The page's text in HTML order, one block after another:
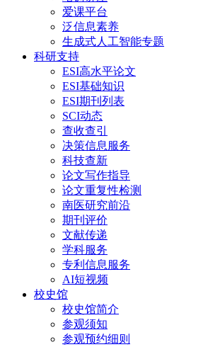
爱课平台
泛信息素养
生成式人工智能专题
科研支持
ESI高水平论文
ESI基础知识
ESI期刊列表
SCI动态
查收查引
决策信息服务
科技查新
论文写作指导
论文重复性检测
南医研究前沿
期刊评价
文献传递
学科服务
专利信息服务
AI短视频
校史馆
校史馆简介
参观须知
参观预约细则